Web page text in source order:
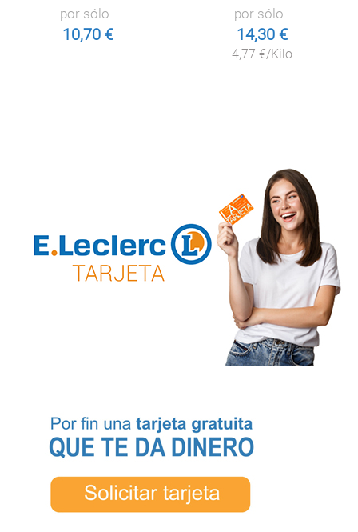
por sólo
10,70 €
por sólo
14,30 €
4,77 €/Kilo